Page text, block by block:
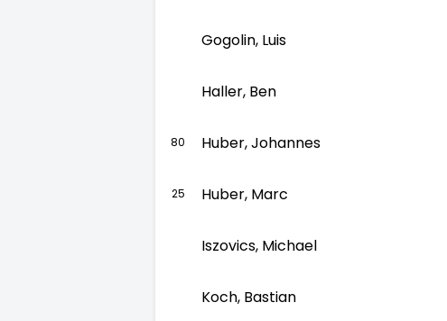
Gogolin, Luis
Haller, Ben
80 Huber, Johannes
25 Huber, Marc
Iszovics, Michael
Koch, Bastian